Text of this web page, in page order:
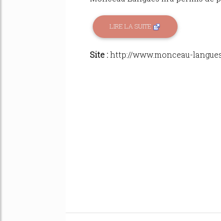
LIRE LA SUITE
Site :http://www.monceau-